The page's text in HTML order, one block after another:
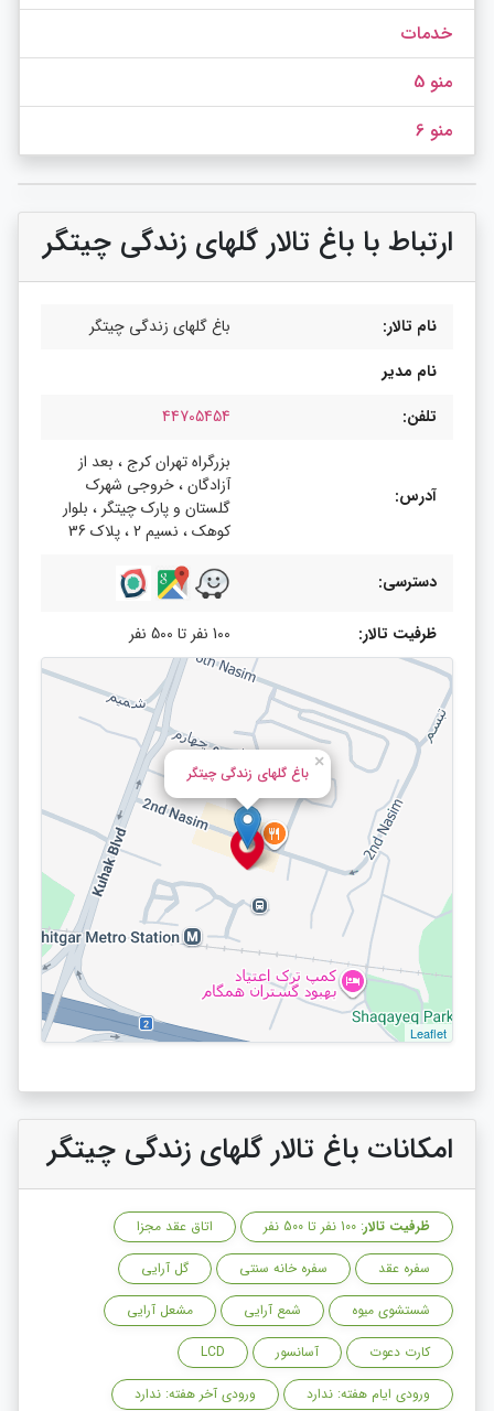
خدمات
منو 5
منو 6
ارتباط با باغ تالار گلهای زندگی چیتگر
نام تالار:
باغ گلهای زندگی چیتگر
نام مدیر
تلفن:
44705454
آدرس:
بزرگراه تهران کرج ، بعد از
آزادگان ، خروجی شهرک
گلستان و پارک چیتگر ، بلوار
کوهک ، نسیم 2 ، پلاک 36
دسترسی:
ظرفیت تالار: 100 نفر تا 500 نفر
باغ گلهای زندگی چیتگر
×
Leaflet
امکانات باغ تالار گلهای زندگی چیتگر
ظرفیت تالار: 100 نفر تا 500 نفر
اتاق عقد مجزا
سفره عقد
سفره خانه سنتی
گل آرایی
شستشوی میوه
شمع آرایی
مشعل آرایی
کارت دعوت
آسانسور
LCD
ورودی ایام هفته: ندارد
ورودی آخر هفته: ندارد